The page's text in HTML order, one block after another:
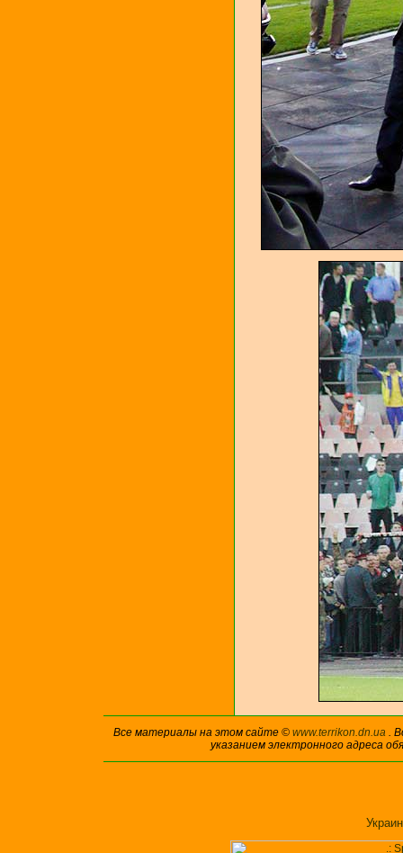
Все материалы на этом сайте © www.terrikon.dn.ua .
указанием электронного адреса